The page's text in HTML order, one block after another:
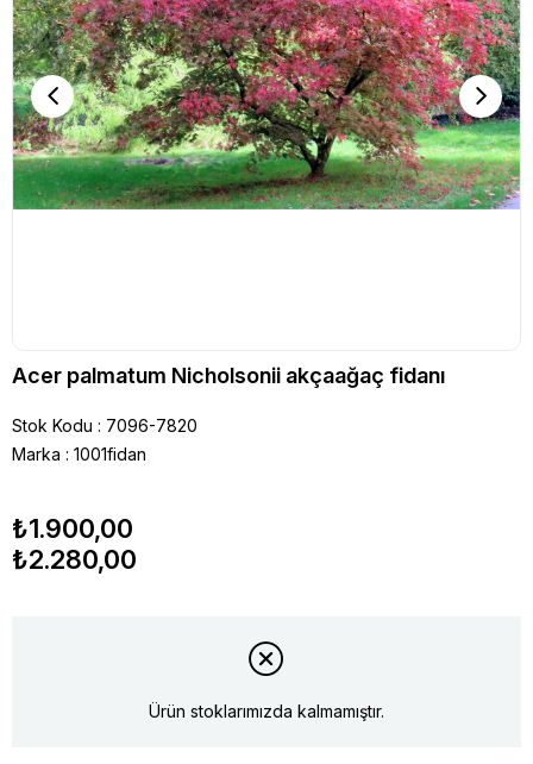
Acer palmatum Nicholsonii akçaağaç fidanı
Stok Kodu
7096-7820
Marka : 1001fidan
₺1.900,00
₺2.280,00
Ürün stoklarımızda kalmamıştır.